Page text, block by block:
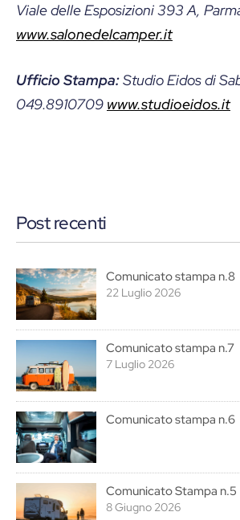
Viale delle Esposizioni 393 A,
www.salonedelcamper.it
Ufficio Stampa:Studio Eidos di
049.8910709 www.studioeidos.it
Post recenti
Comunicato stampa n.8
22 Luglio 2026
Comunicato stampa n.7
7 Luglio 2026
Comunicato stampa n.6
Comunicato Stampa n.5
8 Giugno 2026